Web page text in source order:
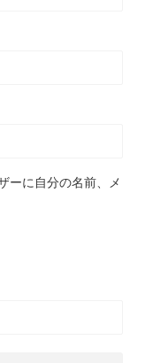
ーに自分の名前、メ